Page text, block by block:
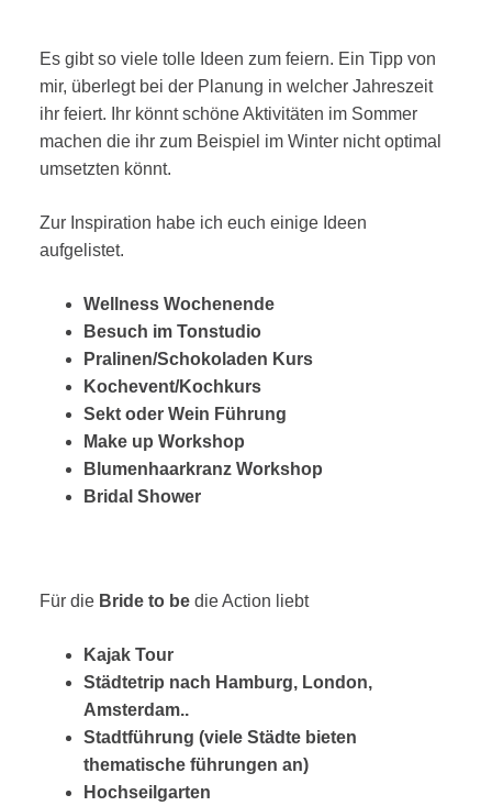
Es gibt so viele tolle Ideen zum feiern. Ein Tipp von
mir, überlegt bei der Planung in welcher Jahreszeit
ihr feiert. Ihr könnt schöne Aktivitäten im Sommer
machen die ihr zum Beispiel im Winter nicht optimal
umsetzten könnt.
Zur Inspiration habe ich euch einige Ideen
aufgelistet.
Wellness Wochenende
Besuch im Tonstudio
Pralinen/Schokoladen Kurs
Kochevent/Kochkurs
Sekt oder Wein Führung
Make up Workshop
Blumenhaarkranz Workshop
Bridal Shower
Für die Bride to bedie Action liebt
Kajak Tour
Städtetrip nach Hamburg, London,
Amsterdam..
Stadtführung (viele Städte bieten
thematische führungen an)
Hochseilgarten